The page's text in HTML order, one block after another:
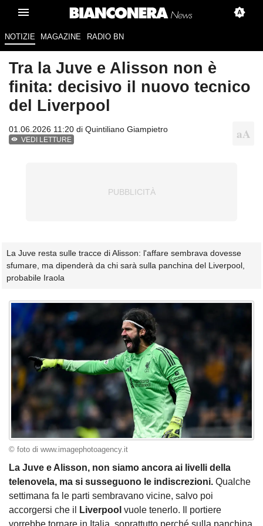
NOTIZIE MAGAZINE RADIO BN
Tra la Juve e Alisson non è
finita: decisivo il nuovo tecnico
del Liverpool
01.06.2026 11:20 di Quintiliano Giampietro
VEDI LETTURE
La Juve resta sulle tracce di Alisson: l'affare sembrava dovesse
sfumare, ma dipenderà da chi sarà sulla panchina del Liverpool,
probabile Iraola
© foto di www.imagephotoagency.it
La Juve e Alisson, non siamo ancora ai livelli della
telenovela, ma si susseguono le indiscrezioni. Qualche
settimana fa le parti sembravano vicine, salvo poi
accorgersi che il
Liverpool vuole tenerlo. Il portiere